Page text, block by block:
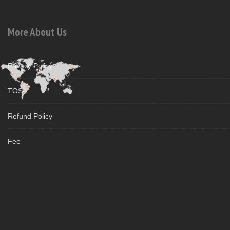
More About Us
Privacy Policy
TOS
Refund Policy
Fee